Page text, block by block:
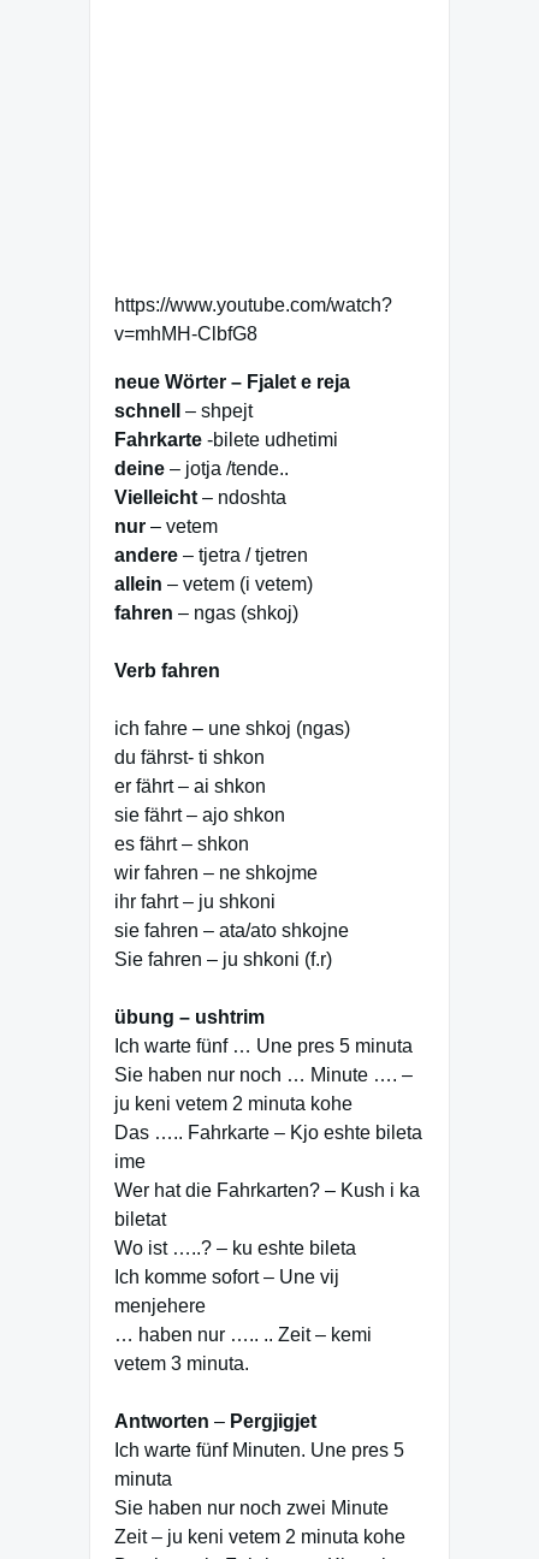
https://www.youtube.com/watch?
v=mhMH-ClbfG8
neue Wörter – Fjalet e reja
schnell – shpejt
Fahrkarte -bilete udhetimi
deine – jotja /tende..
Vielleicht – ndoshta
nur – vetem
andere – tjetra / tjetren
allein – vetem (i vetem)
fahren – ngas (shkoj)
Verb fahren
ich fahre – une shkoj (ngas)
du fährst- ti shkon
er fährt – ai shkon
sie fährt – ajo shkon
es fährt – shkon
wir fahren – ne shkojme
ihr fahrt – ju shkoni
sie fahren – ata/ato shkojne
Sie fahren – ju shkoni (f.r)
übung – ushtrim
Ich warte fünf … Une pres 5 minuta
Sie haben nur noch … Minute …. –
ju keni vetem 2 minuta kohe
Das ….. Fahrkarte – Kjo eshte bileta
ime
Wer hat die Fahrkarten? – Kush i ka
biletat
Wo ist …..? – ku eshte bileta
Ich komme sofort – Une vij
menjehere
… haben nur ….. .. Zeit – kemi
vetem 3 minuta.
Antworten – Pergjigjet
Ich warte fünf Minuten. Une pres 5
minuta
Sie haben nur noch zwei Minute
Zeit – ju keni vetem 2 minuta kohe